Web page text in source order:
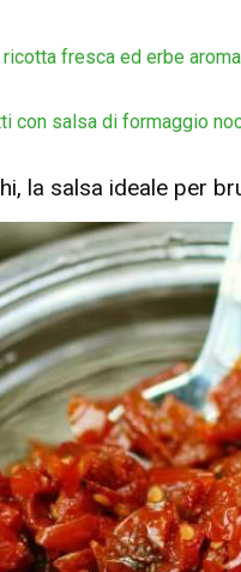
fresca ed erbe
con salsa di formaggio
la salsa ideale per